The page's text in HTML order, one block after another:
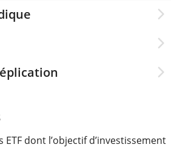
ETF dont l’objectif d’investissement